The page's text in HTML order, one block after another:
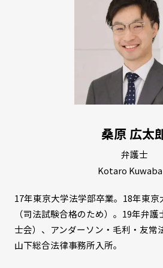
桑原 広太
弁護士
Kotaro
17年東京大学法学部卒業。18年東
（司法試験合格のため）。19年弁
士会）、アンダーソン・毛利・友常
山下総合法律事務所入所。